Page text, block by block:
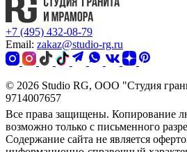
+7 (495) 432-08-79
Email: zakaz@studio-rg.ru
© 2026 Studio RG, ООО "Студия
9714007657
Все права защищены. Копирование
возможно только с письменного
Содержание сайта не является